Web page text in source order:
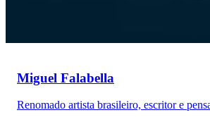
Miguel Falabella
Renomado artista brasileiro, escritor e